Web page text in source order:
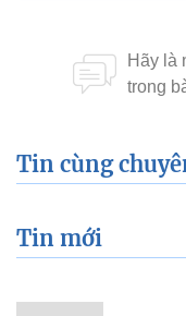
Tin cùng
Tin mới